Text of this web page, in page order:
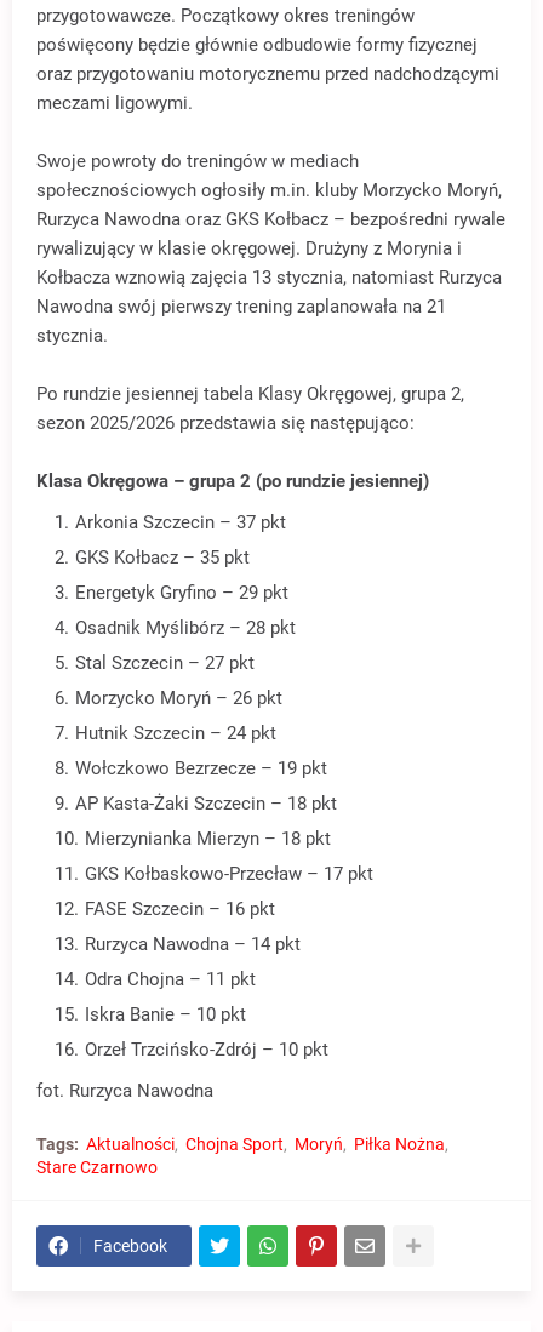
przygotowawcze. Początkowy okres treningów
poświęcony będzie głównie odbudowie formy fizycznej
oraz przygotowaniu motorycznemu przed nadchodzącymi
meczami ligowymi.
Swoje powroty do treningów w mediach
społecznościowych ogłosiły m.in. kluby Morzycko Moryń,
Rurzyca Nawodna oraz GKS Kołbacz – bezpośredni rywale
rywalizujący w klasie okręgowej. Drużyny z Morynia i
Kołbacza wznowią zajęcia 13 stycznia, natomiast Rurzyca
Nawodna swój pierwszy trening zaplanowała na 21
stycznia.
Po rundzie jesiennej tabela Klasy Okręgowej, grupa 2,
sezon 2025/2026 przedstawia się następująco:
Klasa Okręgowa – grupa 2 (po rundzie jesiennej)
Arkonia Szczecin – 37 pkt
GKS Kołbacz – 35 pkt
Energetyk Gryfino – 29 pkt
Osadnik Myślibórz – 28 pkt
Stal Szczecin – 27 pkt
Morzycko Moryń – 26 pkt
Hutnik Szczecin – 24 pkt
Wołczkowo Bezrzecze – 19 pkt
AP Kasta-Żaki Szczecin – 18 pkt
Mierzynianka Mierzyn – 18 pkt
GKS Kołbaskowo-Przecław – 17 pkt
FASE Szczecin – 16 pkt
Rurzyca Nawodna – 14 pkt
Odra Chojna – 11 pkt
Iskra Banie – 10 pkt
Orzeł Trzcińsko-Zdrój – 10 pkt
fot. Rurzyca Nawodna
Tags: Aktualności Chojna Sport Moryń
Piłka Nożna
Stare Czarnowo
Facebook